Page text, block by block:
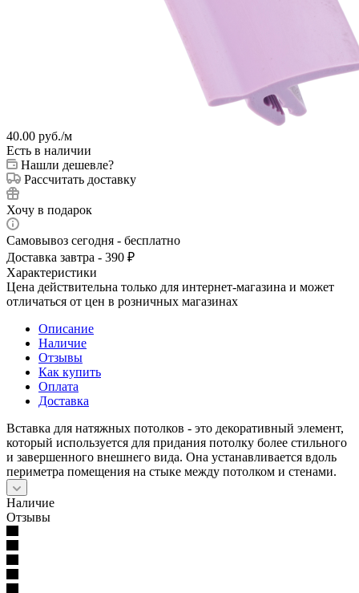
40.00 руб./м
Есть в наличии
Нашли дешевле?
Рассчитать доставку
Хочу в подарок
Самовывоз сегодня - бесплатно
Доставка завтра - 390 ₽
Характеристики
Цена действительна только для интернет-магазина и может
отличаться от цен в розничных магазинах
Описание
Наличие
Отзывы
Как купить
Оплата
Доставка
Вставка для натяжных потолков - это декоративный элемент,
который используется для придания потолку более стильного
и завершенного внешнего вида. Она устанавливается вдоль
периметра помещения на стыке между потолком и стенами.
Наличие
Отзывы